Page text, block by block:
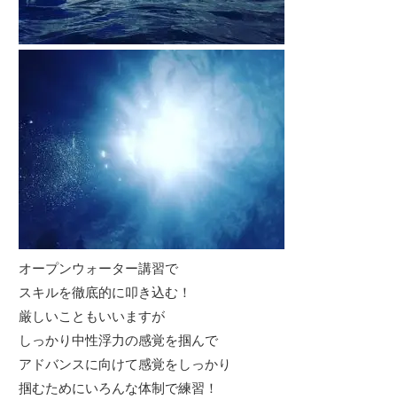
オープンウォーター講習で
スキルを徹底的に叩き込む！
厳しいこともいいますが
しっかり中性浮力の感覚を掴んで
アドバンスに向けて感覚をしっかり
掴むためにいろんな体制で練習！